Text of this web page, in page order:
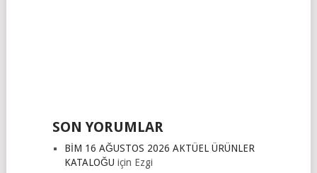
SON YORUMLAR
BİM 16 AĞUSTOS 2026 AKTÜEL ÜRÜNLER
KATALOĞU için Ezgi